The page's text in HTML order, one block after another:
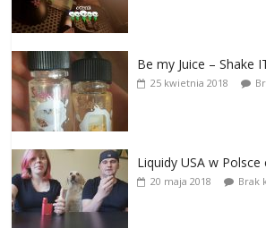
Be my Juice – Shake
25 kwietnia 2018
Liquidy USA w Polsce
20 maja 2018 Brak